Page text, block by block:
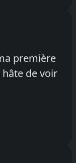
première
de voir